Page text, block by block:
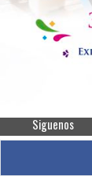
Siguenos